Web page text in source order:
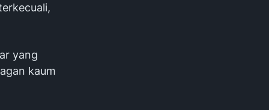
yang
kaum